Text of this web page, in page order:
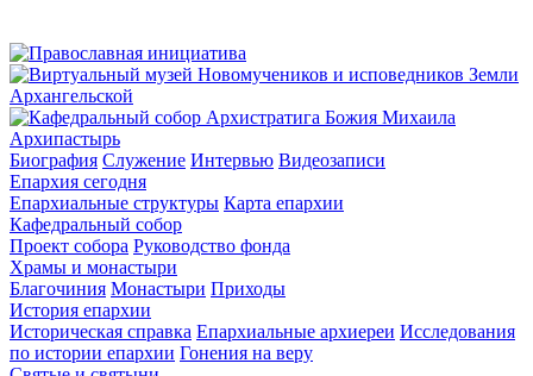
Архипастырь
Биография Служение Интервью Видеозаписи
Епархия сегодня
Епархиальные структуры Карта епархии
Кафедральный собор
Проект собора Руководство фонда
Храмы и монастыри
Благочиния Монастыри Приходы
История епархии
Историческая справка Епархиальные архиереи Исследования
по истории епархии Гонения на веру